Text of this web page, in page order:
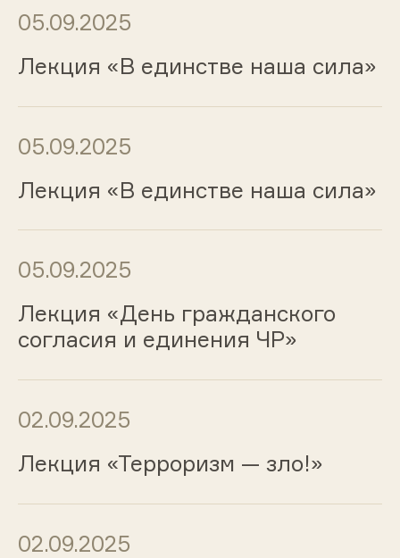
05.09.2025
Лекция «В единстве наша сила»
05.09.2025
Лекция «В единстве наша сила»
05.09.2025
Лекция «День гражданского
согласия и единения ЧР»
02.09.2025
Лекция «Терроризм — зло!»
02.09.2025